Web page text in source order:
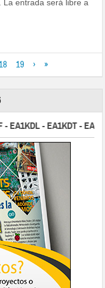
La entrada será libre a
19 › »
- EA1KDT -